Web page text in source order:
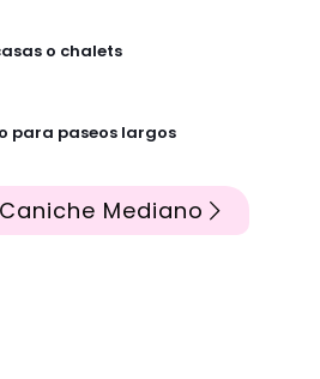
o chalets
para paseos largos
Mediano